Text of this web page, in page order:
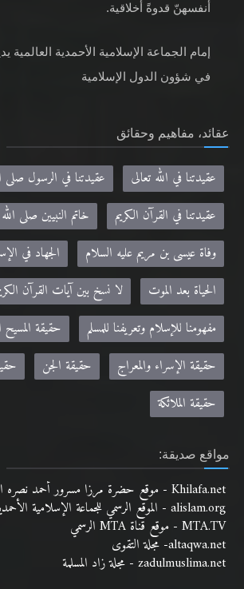
أنفسهنّ قدوةً أخلاقية.
إمام الجماعة الإسلامية الأحمدية العالمية
في شؤون الدول الإسلامية
عقائد، مفاهيم وحقائق
عقيدتنا في الله تعالى
عقيدتنا في الرسول صلى
عقيدتنا في القرآن الكريم
خاتم النبيين صلى
وفاة عيسى بن مريم عليه السلام
الجهاد في
الحياة بعد الموت
لا نسخ بين آيات القرآن
مفهومنا للإسلام وتعريفنا للمسلم
حقيقة
حقيقة الإسراء والمعراج
حقيقة الجن
حقيقة الملائكة
مواقع صديقة:
Khilafa.net - موقع حضرة مرزا مسرور أحمد نصره الله
alislam.org - الموقع الرسمي للجماعة الإسلامية الأحمدية باللغة الانجليزية
MTA.TV - موقع قناة MTA الرسمي
altaqwa.net- مجلة التقوى
zadulmuslima.net - مجلة زاد المسلمة